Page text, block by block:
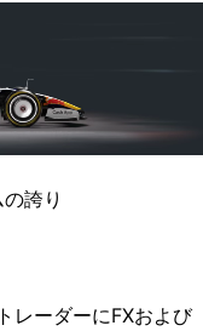
の誇り
トレーダーにFXおよび